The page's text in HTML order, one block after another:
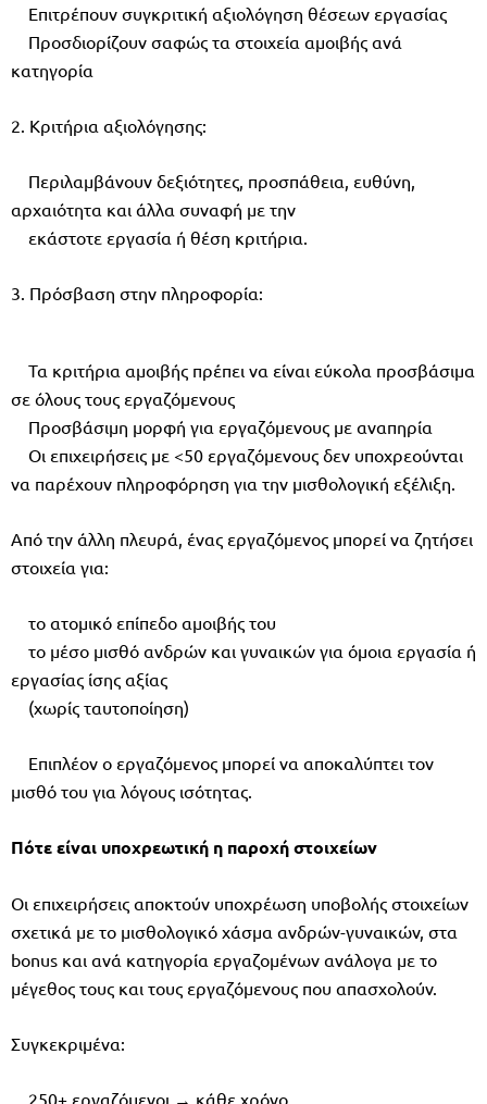
Επιτρέπουν συγκριτική αξιολόγηση θέσεων εργασίας
Προσδιορίζουν σαφώς τα στοιχεία αμοιβής ανά
κατηγορία
2. Κριτήρια αξιολόγησης:
Περιλαμβάνουν δεξιότητες, προσπάθεια, ευθύνη,
αρχαιότητα και άλλα συναφή με την
εκάστοτε εργασία ή θέση κριτήρια.
3. Πρόσβαση στην πληροφορία:
Τα κριτήρια αμοιβής πρέπει να είναι εύκολα προσβάσιμα
σε όλους τους εργαζόμενους
Προσβάσιμη μορφή για εργαζόμενους με αναπηρία
Οι επιχειρήσεις με <50 εργαζόμενους δεν υποχρεούνται
να παρέχουν πληροφόρηση για την μισθολογική εξέλιξη.
Από την άλλη πλευρά, ένας εργαζόμενος μπορεί να ζητήσει
στοιχεία για:
το ατομικό επίπεδο αμοιβής του
το μέσο μισθό ανδρών και γυναικών για όμοια εργασία ή
εργασίας ίσης αξίας
(χωρίς ταυτοποίηση)
Επιπλέον ο εργαζόμενος μπορεί να αποκαλύπτει τον
μισθό του για λόγους ισότητας.
Πότε είναι υποχρεωτική η παροχή στοιχείων
Οι επιχειρήσεις αποκτούν υποχρέωση υποβολής στοιχείων
σχετικά με το μισθολογικό χάσμα ανδρών-γυναικών, στα
bonus και ανά κατηγορία εργαζομένων ανάλογα με το
μέγεθος τους και τους εργαζόμενους που απασχολούν.
Συγκεκριμένα:
250+ εργαζόμενοι → κάθε χρόνο